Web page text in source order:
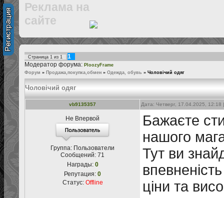
Реклама на
сайте
Страница 1 из 1
1
Модератор форума: PloozyFrame
Форум » Продажа,покупка,обмен » Одежда, обувь » Чоловічий одяг
Чоловічий одяг
vb9135357 Дата: Четверг, 17.04.2025,
Не Впервой
Группа: Пользователи
Сообщений: 71
Награды: 0
Репутация: 0
Статус: Offline
Бажаєте
нашого
Тут ви
ціни та